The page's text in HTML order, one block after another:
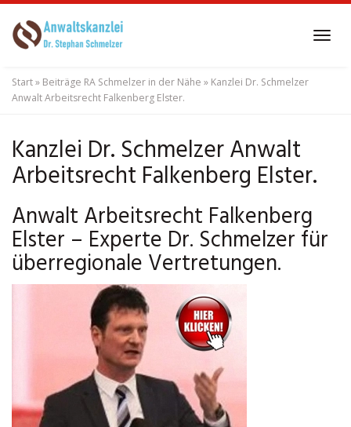
to
content
Start» Beiträge RA Schmelzer in der Nähe » Kanzlei Dr. Schmelzer
Anwalt Arbeitsrecht Falkenberg Elster.
Kanzlei Dr. Schmelzer Anwalt
Arbeitsrecht Falkenberg Elster.
Anwalt Arbeitsrecht Falkenberg
Elster – Experte Dr. Schmelzer für
überregionale Vertretungen.